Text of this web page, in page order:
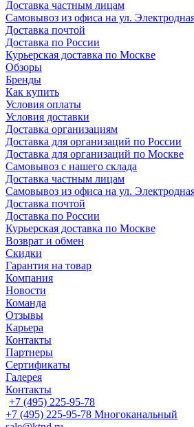
Доставка частным лицам
Самовывоз из офиса на ул.
Доставка почтой
Доставка по России
Курьерская доставка по Москве
Обзоры
Бренды
Как купить
Условия оплаты
Условия доставки
Доставка организациям
Доставка для организаций по России
Доставка для организаций по Москве
Самовывоз с нашего склада
Доставка частным лицам
Самовывоз из офиса на ул.
Доставка почтой
Доставка по России
Курьерская доставка по Москве
Возврат и обмен
Скидки
Гарантия на товар
Компания
Новости
Команда
Отзывы
Карьера
Контакты
Партнеры
Сертификаты
Галерея
Контакты
+7 (495) 225-95-78
+7 (495) 225-95-78 Многоканальный